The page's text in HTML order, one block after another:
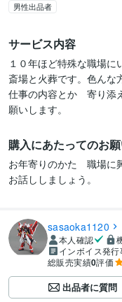
男性出品者
サービス内容
１０年ほど特殊な職場に
斎場と火葬です。色んな
仕事の内容とか　寄り添
購入にあたってのお
お年寄りのかた　職場に
お話ししましょう。
sasaoka1120
本人確認
インボイス発
総販売実績0評価
出品者に質問